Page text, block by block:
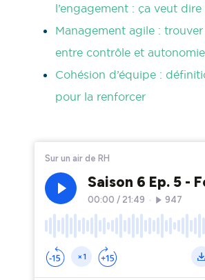
l’engagement : ça veut
Management agile : trouver
entre contrôle et autonomie
Cohésion d’équipe :
pour la renforcer